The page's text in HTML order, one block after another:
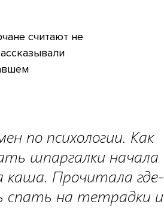
считают не
по психологии. Как
шпаргалки начала
каша. Прочитала где-
спать на тетрадки и